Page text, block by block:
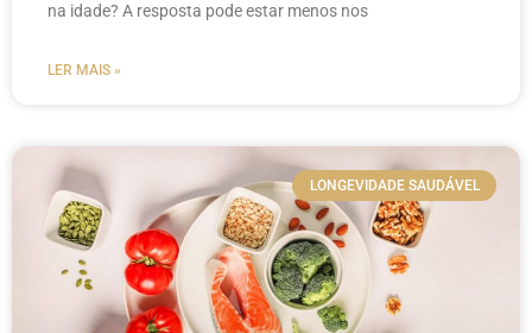
na idade? A resposta pode estar menos nos
LER MAIS »
LONGEVIDADE SAUDÁVEL